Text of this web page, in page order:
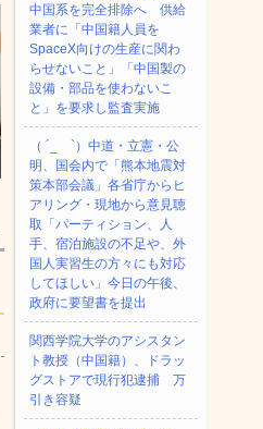
中国系を完全排除へ 供給
業者に「中国籍人員を
SpaceX向けの生産に関わ
らせないこと」「中国製の
設備・部品を使わないこ
と」を要求し監査実施
（ ´_ゝ`）中道・立憲・公
明、国会内で「熊本地震対
策本部会議」各省庁からヒ
アリング・現地から意見聴
取「パーティション、人
手、宿泊施設の不足や、外
国人実習生の方々にも対応
してほしい」今日の午後、
政府に要望書を提出
関西学院大学のアシスタン
ト教授（中国籍）、ドラッ
グストアで現行犯逮捕 万
引き容疑